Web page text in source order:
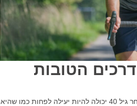
אלו הדרכים הטובות
חוקרים מצביעים על כך ששגרת כושר גופני לאחר גיל 40 יכולה להיות יעילה לפחות כמו שהיא